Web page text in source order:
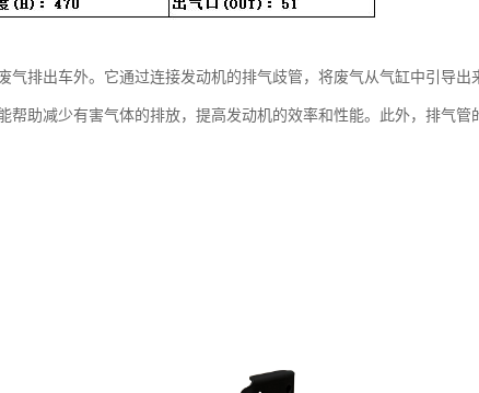
气排出车外。它通过连接发动机的排气歧管，将废气从气缸中引导出
帮助减少有害气体的排放，提高发动机的效率和性能。此外，排气管